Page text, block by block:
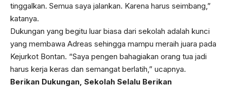
tinggalkan. Semua saya jalankan. Karena harus seimbang,”
katanya.
Dukungan yang begitu luar biasa dari sekolah adalah kunci
yang membawa Adreas sehingga mampu meraih juara pada
Kejurkot Bontan. “Saya pengen bahagiakan orang tua jadi
harus kerja keras dan semangat berlatih,” ucapnya.
Berikan Dukungan, Sekolah Selalu Berikan